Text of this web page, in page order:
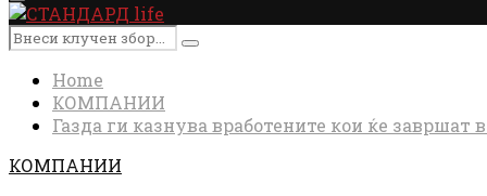
Primary
Menu
Search
for:
Search
Home
КОМПАНИИ
Газда ги казнува вработените кои ќе завршат
КОМПАНИИ